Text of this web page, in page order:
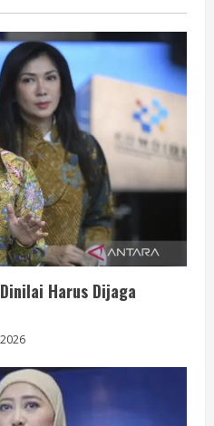
Harus Dijaga